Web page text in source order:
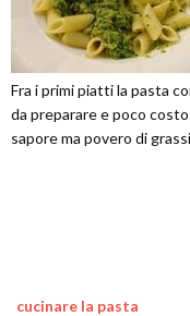
Fra i primi piatti la pasta
da preparare e poco
sapore ma povero di grassi
cucinare la pasta